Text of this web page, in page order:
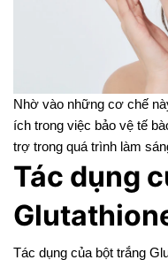
Nhờ vào những cơ chế
ích trong việc bảo vệ tế
trợ trong quá trình làm
Tác dụng
Tác dụng của bột trắng